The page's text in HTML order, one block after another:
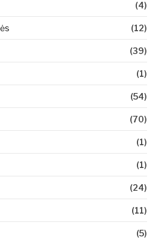
(4)
(12)
(39)
(1)
(54)
(70)
(1)
(1)
(24)
(11)
(5)